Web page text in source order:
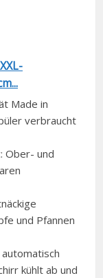
Made in
verbraucht
Ober- und
und Pfannen
kühlt ab und